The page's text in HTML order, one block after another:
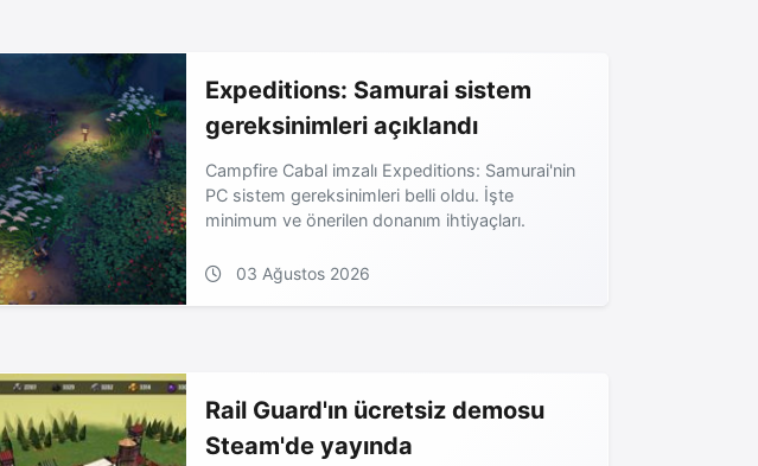
Expeditions: Samurai sistem
gereksinimleri açıklandı
Campfire Cabal imzalı Expeditions: Samurai'nin
PC sistem gereksinimleri belli oldu. İşte
minimum ve önerilen donanım ihtiyaçları.
03 Ağustos 2026
Rail Guard'ın ücretsiz demosu
Steam'de yayında